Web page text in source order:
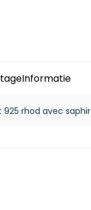
Informatie
rhod avec saphir